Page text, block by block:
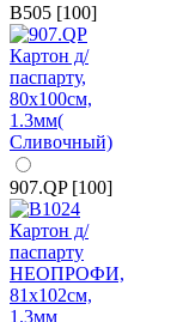
B505 [100]
907.QP [100]